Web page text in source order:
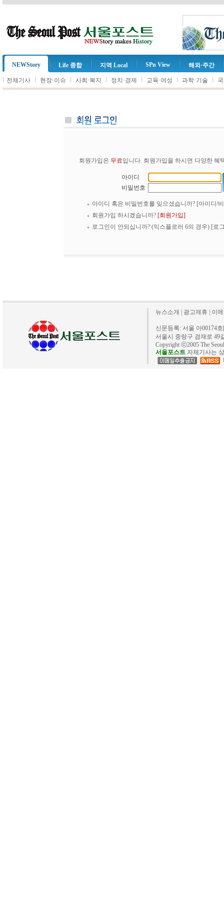
NEWStory Life 종합 지역 Local SPn View 해외·주간
l 전체기사 l 현장·이슈 l 사회·복지 l 정치·경제 l 교육·여성 l 과학·기술 l
회원가입은 무료입니다. 회원가입을 하시면 다양한 혜
아이디
비밀번호
아이디 혹은 비밀번호를 잊으셨습니까? [아이디/
회원가입 하시겠습니까? [회원가입]
로그인이 안되십니까? (익스플로러 6의 경우) [로
뉴스소개 광고제휴 이
신문등록: 서울 아00174
서울시 중랑구 겸재로 49
Copyright ⓒ2005 The
서울포스트 자체기사는